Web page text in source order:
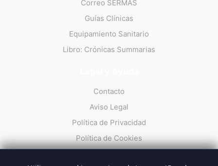
Correo SERMAS
Guías Clínicas
Equipamiento Sanitario
Libro: Crónicas Summarias
Contacto
Aviso Legal
Política de Privacidad
Política de Cookies